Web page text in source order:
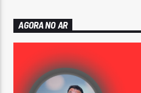
AGORA NO AR